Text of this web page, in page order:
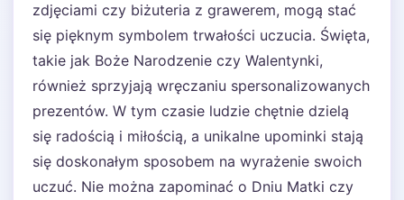
zdjęciami czy biżuteria z grawerem, mogą stać
się pięknym symbolem trwałości uczucia. Święta,
takie jak Boże Narodzenie czy Walentynki,
również sprzyjają wręczaniu spersonalizowanych
prezentów. W tym czasie ludzie chętnie dzielą
się radością i miłością, a unikalne upominki stają
się doskonałym sposobem na wyrażenie swoich
uczuć. Nie można zapominać o Dniu Matki czy